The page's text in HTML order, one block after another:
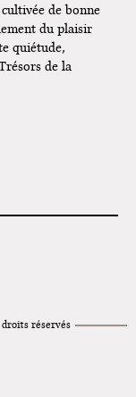
de bonne
du plaisir
quiétude,
de la
droits réservés